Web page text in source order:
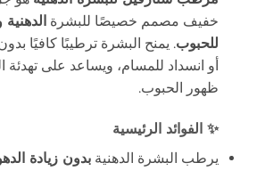
خفيف مصمم خصيصًا للبشرة
للحبوب. يمنح البشرة ترطيبًا كافيًا
أو انسداد للمسام، ويساعد على تهدئة
ظهور الحبوب.
✨ الفوائد الرئيسية
يرطب البشرة الدهنية بدون زيادة